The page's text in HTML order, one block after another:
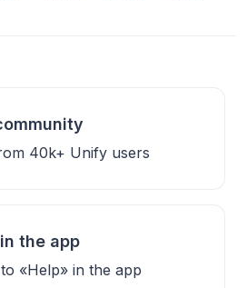
40k+ Unify users
the app
«Help» in the app